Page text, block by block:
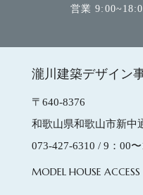
営業
瀧川建築デザイン
〒640-8376
和歌山県和歌山市新中
073-427-6310 / 9：00
MODEL HOUSE ACCESS
瀧川建築デザイン